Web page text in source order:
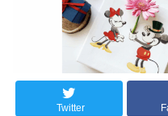
Twitter